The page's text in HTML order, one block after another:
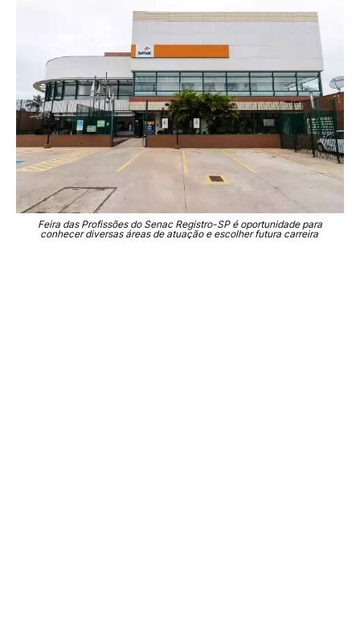
Feira das Profissões do Senac Registro-SP é oportunidade para
conhecer diversas áreas de atuação e escolher futura carreira